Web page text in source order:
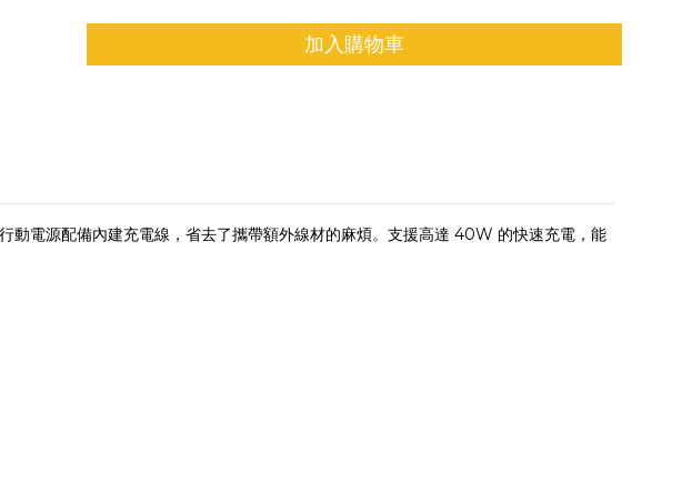
加入購物車
電源配備內建充電線，省去了攜帶額外線材的麻煩。支援高達 40W 的快速充電，能